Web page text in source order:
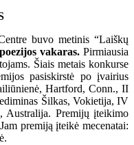
buvo metinis “Laiškų
vakaras. Pirmiausia
Šiais metais konkurse
pasiskirstė po įvairius
Hartford, Conn., II
Šilkas, Vokietija, IV
Australija. Premijų įteikimo
premiją įteikė mecenatai: